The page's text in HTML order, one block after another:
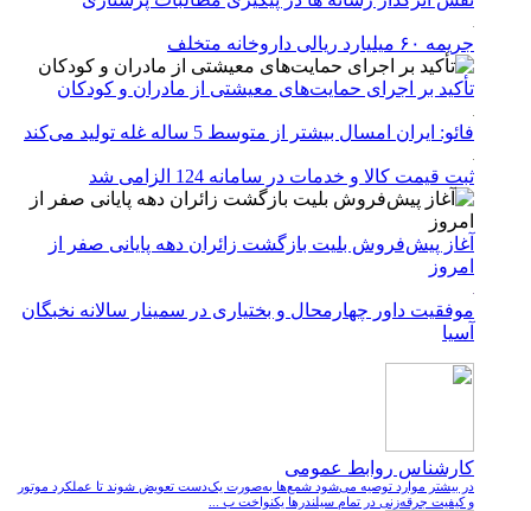
جریمه ۶۰ میلیارد ریالی داروخانه متخلف
تأکید بر اجرای حمایت‌های معیشتی از مادران و کودکان
فائو: ایران امسال بیشتر از متوسط 5 ساله غله تولید می‌کند
ثبت قیمت کالا و خدمات در سامانه 124 الزامی شد
آغاز پیش‌فروش بلیت بازگشت زائران دهه پایانی صفر از
امروز
موفقیت داور چهارمحال و بختیاری در سمینار سالانه نخبگان
آسیا
کارشناس روابط عمومی
در بیشتر موارد توصیه می‌شود شمع‌ها به‌صورت یک‌دست تعویض شوند تا عملکرد موتور
و کیفیت جرقه‌زنی در تمام سیلندرها یکنواخت ب ...